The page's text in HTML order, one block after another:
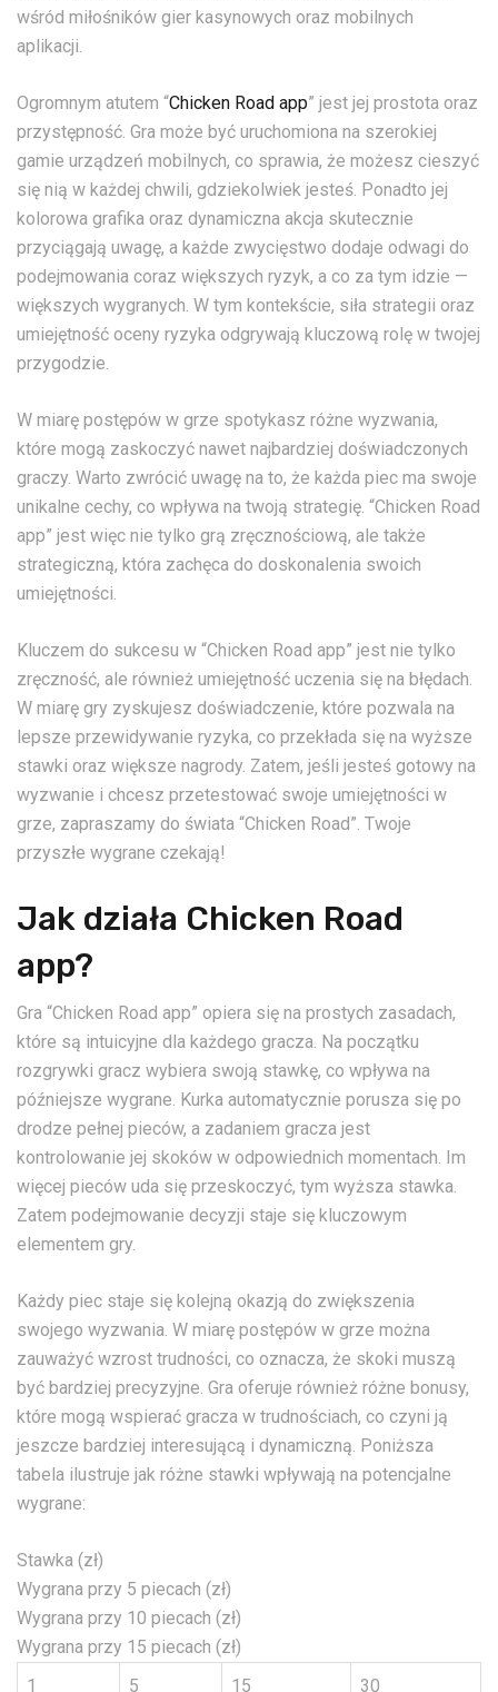
wśród miłośników gier kasynowych oraz mobilnych
aplikacji.
Ogromnym atutem “Chicken Road app” jest jej prostota oraz
przystępność. Gra może być uruchomiona na szerokiej
gamie urządzeń mobilnych, co sprawia, że możesz cieszyć
się nią w każdej chwili, gdziekolwiek jesteś. Ponadto jej
kolorowa grafika oraz dynamiczna akcja skutecznie
przyciągają uwagę, a każde zwycięstwo dodaje odwagi do
podejmowania coraz większych ryzyk, a co za tym idzie —
większych wygranych. W tym kontekście, siła strategii oraz
umiejętność oceny ryzyka odgrywają kluczową rolę w twojej
przygodzie.
W miarę postępów w grze spotykasz różne wyzwania,
które mogą zaskoczyć nawet najbardziej doświadczonych
graczy. Warto zwrócić uwagę na to, że każda piec ma swoje
unikalne cechy, co wpływa na twoją strategię. “Chicken Road
app” jest więc nie tylko grą zręcznościową, ale także
strategiczną, która zachęca do doskonalenia swoich
umiejętności.
Kluczem do sukcesu w “Chicken Road app” jest nie tylko
zręczność, ale również umiejętność uczenia się na błędach.
W miarę gry zyskujesz doświadczenie, które pozwala na
lepsze przewidywanie ryzyka, co przekłada się na wyższe
stawki oraz większe nagrody. Zatem, jeśli jesteś gotowy na
wyzwanie i chcesz przetestować swoje umiejętności w
grze, zapraszamy do świata “Chicken Road”. Twoje
przyszłe wygrane czekają!
Jak działa Chicken Road
app?
Gra “Chicken Road app” opiera się na prostych zasadach,
które są intuicyjne dla każdego gracza. Na początku
rozgrywki gracz wybiera swoją stawkę, co wpływa na
późniejsze wygrane. Kurka automatycznie porusza się po
drodze pełnej pieców, a zadaniem gracza jest
kontrolowanie jej skoków w odpowiednich momentach. Im
więcej pieców uda się przeskoczyć, tym wyższa stawka.
Zatem podejmowanie decyzji staje się kluczowym
elementem gry.
Każdy piec staje się kolejną okazją do zwiększenia
swojego wyzwania. W miarę postępów w grze można
zauważyć wzrost trudności, co oznacza, że skoki muszą
być bardziej precyzyjne. Gra oferuje również różne bonusy,
które mogą wspierać gracza w trudnościach, co czyni ją
jeszcze bardziej interesującą i dynamiczną. Poniższa
tabela ilustruje jak różne stawki wpływają na potencjalne
wygrane:
Stawka (zł)
Wygrana przy 5 piecach (zł)
Wygrana przy 10 piecach (zł)
Wygrana przy 15 piecach (zł)
1
5 15 30